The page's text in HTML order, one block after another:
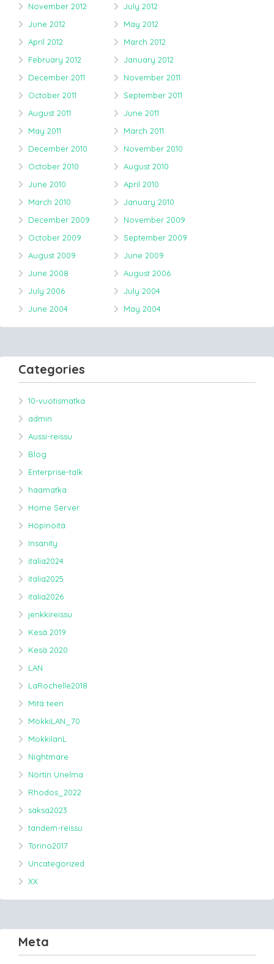
November 2012
July 2012
June 2012
May 2012
April 2012
March 2012
February 2012
January 2012
December 2011
November 2011
October 2011
September 2011
August 2011
June 2011
May 2011
March 2011
December 2010
November 2010
October 2010
August 2010
June 2010
April 2010
March 2010
January 2010
December 2009
November 2009
October 2009
September 2009
August 2009
June 2009
June 2008
August 2006
July 2006
July 2004
June 2004
May 2004
Categories
10-vuotismatka
admin
Aussi-reissu
Blog
Enterprise-talk
haamatka
Home Server
Höpinöitä
Insanity
italia2024
italia2025
italia2026
jenkkireissu
Kesä 2019
Kesä 2020
LAN
LaRochelle2018
Mitä teen
MökkiLAN_70
MokkilanL
Nightmare
Nörtin Unelma
Rhodos_2022
saksa2023
tandem-reissu
Torino2017
Uncategorized
XX
Meta